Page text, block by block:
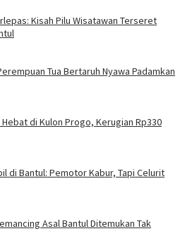
Kisah Pilu Wisatawan Terseret
Tua Bertaruh Nyawa Padamkan
di Kulon Progo, Kerugian Rp330
di Bantul: Pemotor Kabur, Tapi Celurit
Asal Bantul Ditemukan Tak